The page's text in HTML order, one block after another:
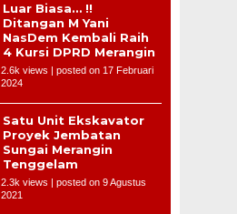
Luar Biasa… !!
Ditangan M Yani
NasDem Kembali Raih
4 Kursi DPRD Merangin
2.6k views | posted on 17 Februari
2024
Satu Unit Ekskavator
Proyek Jembatan
Sungai Merangin
Tenggelam
2.3k views | posted on 9 Agustus
2021